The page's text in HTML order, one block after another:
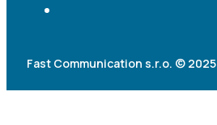
Fast Communication s.r.o. © 2025